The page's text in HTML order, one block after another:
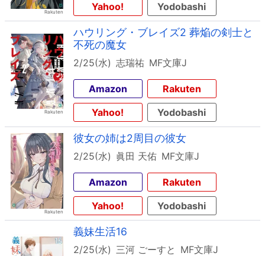
Yahoo!
Yodobashi
ハウリング・ブレイズ2 葬焔の剣士と
不死の魔女
2/25(水) 志瑞祐 MF文庫J
Amazon
Rakuten
Yahoo!
Yodobashi
彼女の姉は2周目の彼女
2/25(水) 眞田 天佑 MF文庫J
Amazon
Rakuten
Yahoo!
Yodobashi
義妹生活16
2/25(水) 三河 ごーすと MF文庫J